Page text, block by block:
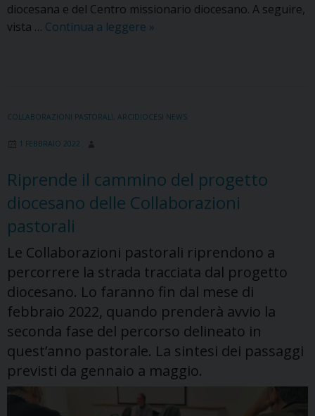
diocesana e del Centro missionario diocesano. A seguire,
vista … Continua a leggere Con
2
speciale
dedicato
della
carità
e
delle
missioni
»
COLLABORAZIONI PASTORALI ARCIDIOCESI NEWS
1 FEBBRAIO 2022
Riprende il cammino del progetto
diocesano delle Collaborazioni
pastorali
Le Collaborazioni pastorali riprendono a
percorrere la strada tracciata dal progetto
diocesano. Lo faranno fin dal mese di
febbraio 2022, quando prenderà avvio la
seconda fase del percorso delineato in
quest’anno pastorale. La sintesi dei passaggi
previsti da gennaio a maggio.